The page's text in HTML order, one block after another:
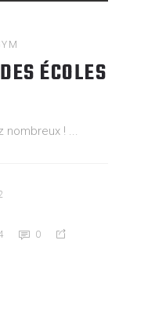
ÉCOLES
nombreux !
0